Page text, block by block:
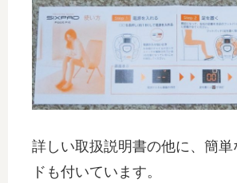
詳しい取扱説明書の他に、簡単
ドも付いています。